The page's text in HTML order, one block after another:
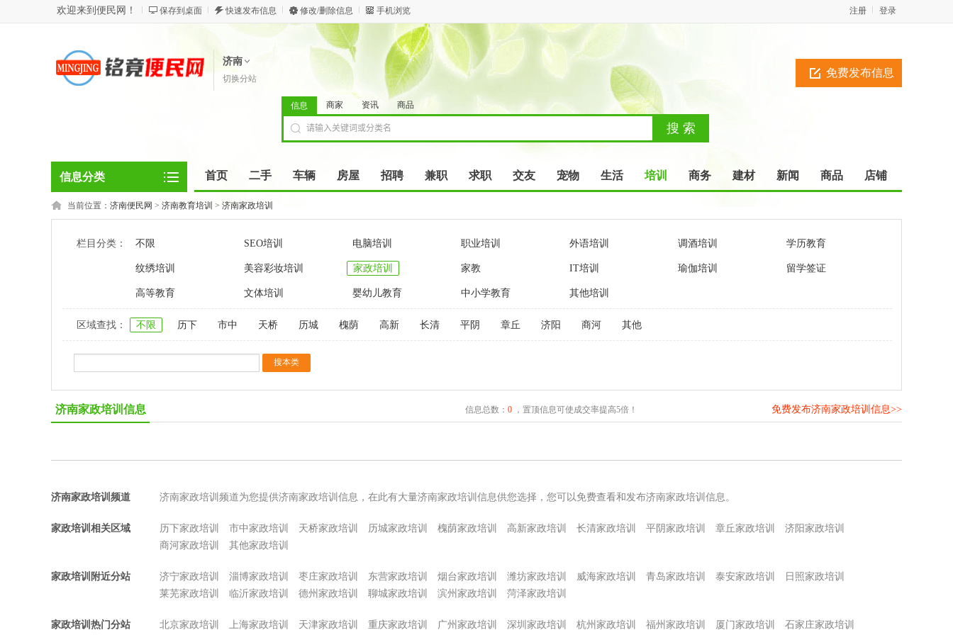
欢迎来到便民网！ 保存到桌面 快速发布信息 修改/删除信息 手机浏览 登录
注册
济南
切换分站 免费发布信息
信息 商家 资讯 商品
信息分类 首页 二手 车辆 房屋 招聘 兼职 求职 交友 宠物 生活 培训 商务 建材 新闻 商品 店铺
当前位置： 济南便民网 > 济南教育培训 > 济南家政培训
栏目分类： 不限 SEO培训 电脑培训 职业培训 外语培训 调酒培训 学历教育
纹绣培训 美容彩妆培训 家政培训 家教 IT培训 瑜伽培训 留学签证
高等教育 文体培训 婴幼儿教育 中小学教育 其他培训
区域查找： 不限 历下 市中 天桥 历城 槐荫 高新 长清 平阴 章丘 济阳 商河 其他
济南家政培训信息 信息总数： 0，置顶信息可使成交率提高5倍！ 免费发布济南家政培训信息>>
济南家政培训频道 济南家政培训频道为您提供济南家政培训信息，在此有大量济南家政培训信息供您选择，您可以免费查看和发布济南家政培训信息。
家政培训相关区域 历下家政培训 市中家政培训 天桥家政培训 历城家政培训 槐荫家政培训 高新家政培训 长清家政培训 平阴家政培训 章丘家政培训
济阳家政培训
商河家政培训
其他家政培训
家政培训附近分站 济宁家政培训 淄博家政培训 枣庄家政培训 东营家政培训 烟台家政培训 潍坊家政培训 威海家政培训 青岛家政培训 泰安家政培训
日照家政培训
莱芜家政培训
临沂家政培训 德州家政培训 聊城家政培训 滨州家政培训 菏泽家政培训
家政培训热门分站 北京家政培训 上海家政培训 天津家政培训 重庆家政培训 广州家政培训 深圳家政培训 杭州家政培训 福州家政培训 厦门家政培训 石家庄家政培训